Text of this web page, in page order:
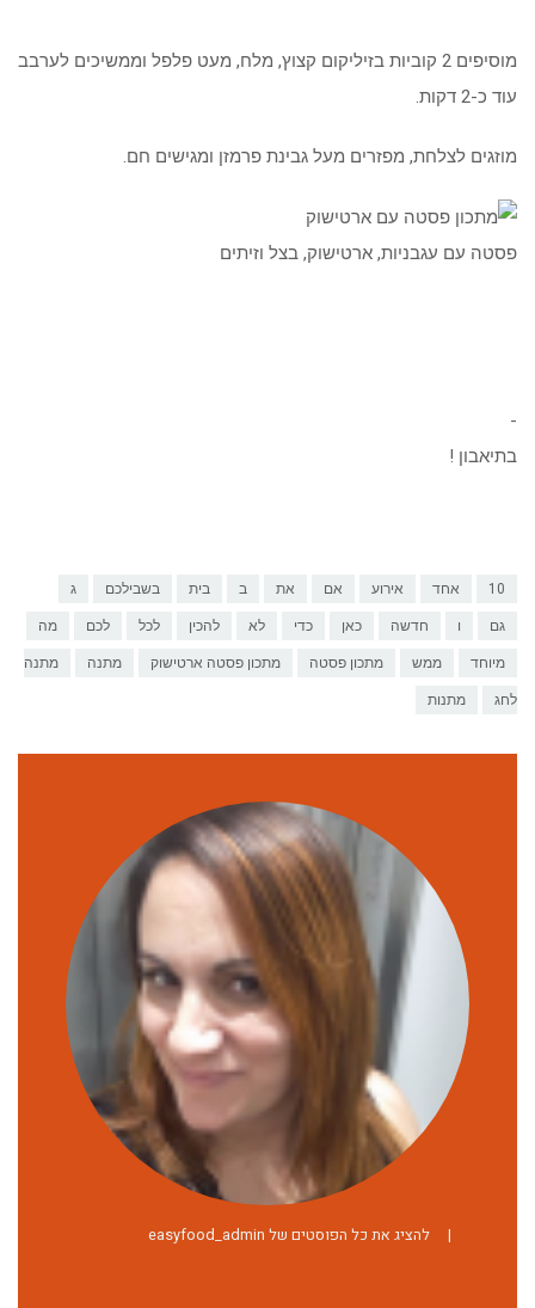
מוסיפים 2 קוביות בזיליקום קצוץ, מלח, מעט פלפל וממשיכים לערבב
עוד כ-2 דקות.
מוזגים לצלחת, מפזרים מעל גבינת פרמזן ומגישים חם.
פסטה עם עגבניות, ארטישוק, בצל וזיתים
​-​
בתיאבון !
10 אחד אירוע אם את ב בית בשבילכם ג
גם ו חדשה כאן כדי לא להכין לכל לכם מה
מיוחד ממש מתכון פסטה מתכון פסטה ארטישוק מתנה מתנה
לחג מתנות
| להציג את כל הפוסטים של easyfood_admin